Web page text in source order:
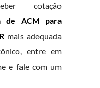
cotação
de ACM para
mais adequada
entre em
e fale com um